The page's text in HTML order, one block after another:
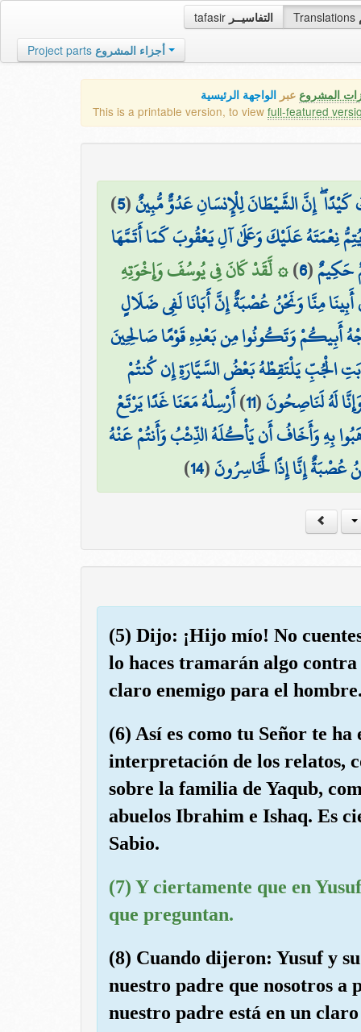
tafasir التفاسيــر Translations
Project parts أجزاء المشروع
المشروع عبر الواجهة الرئيسية
This is a printable version, to view full-featured
إِنَّ الشَّيْطَانَ لِلْإِنسَانِ عَدُوٌّ مُّبِينٌ(
5
)
نِعْمَتَهُ عَلَيْكَ وَعَلَىٰ آلِ يَعْقُوبَ كَمَا أَتَمَّهَا
حَكِيمٌ(
6
)۞ لَّقَدْ كَانَ فِي يُوسُفَ وَإِخْوَتِهِ
مِنَّا وَنَحْنُ عُصْبَةٌ إِنَّ أَبَانَا لَفِي ضَلَالٍ
أَبِيكُمْ وَتَكُونُوا مِن بَعْدِهِ قَوْمًا صَالِحِينَ
الْجُبِّ يَلْتَقِطْهُ بَعْضُ السَّيَّارَةِ إِن كُنتُمْ
لَهُ لَنَاصِحُونَ(
11
)أَرْسِلْهُ مَعَنَا غَدًا يَرْتَعْ
بِهِ وَأَخَافُ أَن يَأْكُلَهُ الذِّئْبُ وَأَنتُمْ عَنْهُ
عُصْبَةٌ إِنَّا إِذًا لَّخَاسِرُونَ(
14
)
(5) Dijo: ¡Hijo mío! No
lo haces tramarán algo
claro enemigo para el
(6) Así es como tu Señor te
interpretación de los relatos,
sobre la familia de Yaqub,
abuelos Ibrahim e Ishaq. Es
Sabio.
(7) Y ciertamente que en
que preguntan.
(8) Cuando dijeron: Yusuf y
nuestro padre que nosotros a
nuestro padre está en un